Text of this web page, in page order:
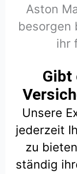
Aston
besorgen
ihr
Gibt
Unsere
jederzeit
zu
ständig